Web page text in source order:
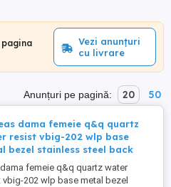
Vezi anunțuri
cu livrare
Anunțuri pe pagină: 20 50
dama femeie q&q quartz
resist vbig-202 wlp base
bezel stainless steel back
femeie q&q quartz water
vbig-202 wlp base metal bezel